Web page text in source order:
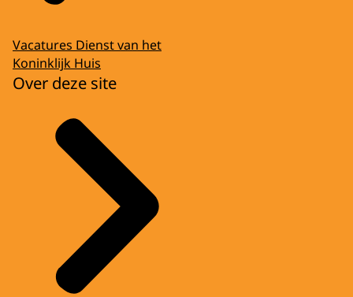
Vacatures Dienst van het
Koninklijk Huis
Over deze site